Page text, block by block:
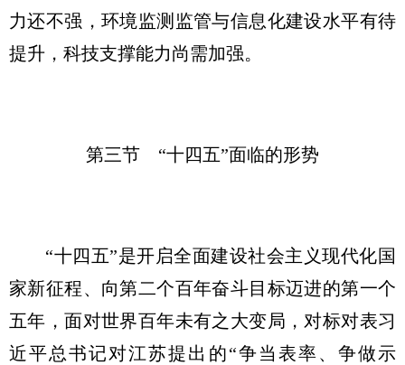
力还不强，环境监测监管与信息化建设水平有待
提升，科技支撑能力尚需加强。
第三节 “十四五”面临的形势
“十四五”是开启全面建设社会主义现代化国
家新征程、向第二个百年奋斗目标迈进的第一个
五年，面对世界百年未有之大变局，对标对表习
近平总书记对江苏提出的“争当表率、争做示